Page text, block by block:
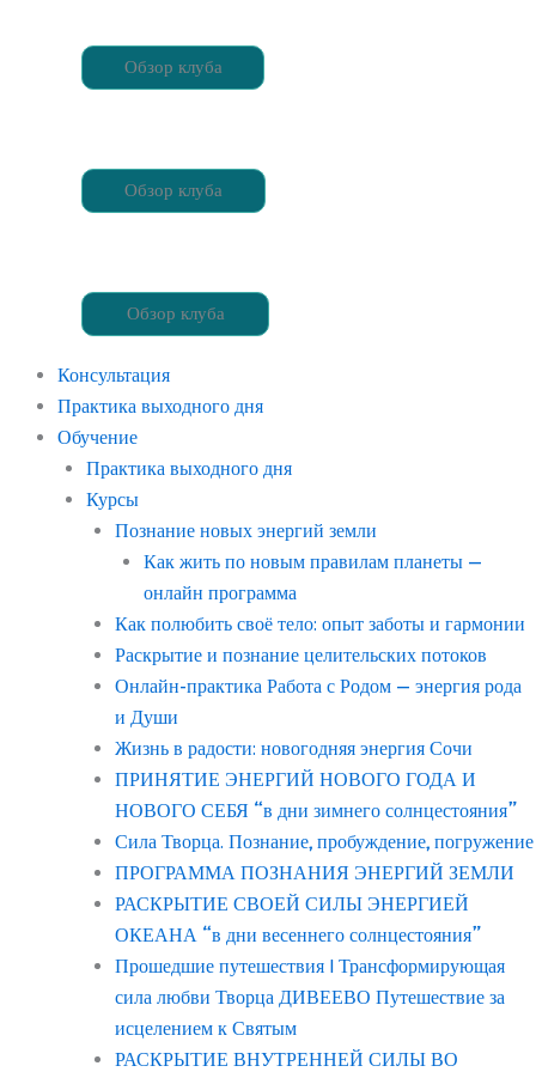
Обзор клуба
Обзор клуба
Обзор клуба
Консультация
Практика выходного дня
Обучение
Практика выходного дня
Курсы
Познание новых энергий земли
Как жить по новым правилам планеты —
онлайн программа
Как полюбить своё тело: опыт заботы и гармонии
Раскрытие и познание целительских потоков
Онлайн-практика Работа с Родом — энергия рода
и Души
Жизнь в радости: новогодняя энергия Сочи
ПРИНЯТИЕ ЭНЕРГИЙ НОВОГО ГОДА И
НОВОГО СЕБЯ “в дни зимнего солнцестояния”
Сила Творца. Познание, пробуждение, погружение
ПРОГРАММА ПОЗНАНИЯ ЭНЕРГИЙ ЗЕМЛИ
РАСКРЫТИЕ СВОЕЙ СИЛЫ ЭНЕРГИЕЙ
ОКЕАНА “в дни весеннего солнцестояния”
Прошедшие путешествия | Трансформирующая
сила любви Творца ДИВЕЕВО Путешествие за
исцелением к Святым
РАСКРЫТИЕ ВНУТРЕННЕЙ СИЛЫ ВО